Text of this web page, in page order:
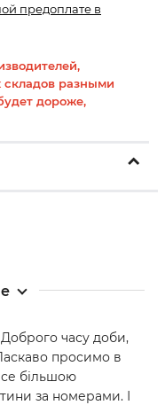
предоплате в
складов разными
дороже,
часу доби,
просимо в
більшою
за номерами. І